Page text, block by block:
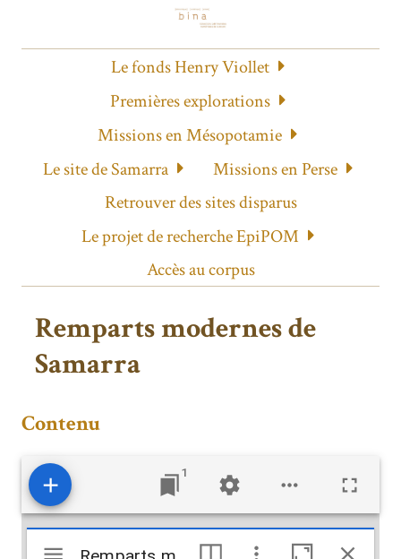
Le fonds Henry Viollet
Premières explorations
Missions en Mésopotamie
Le site de Samarra
Missions en Perse
Retrouver des sites disparus
Le projet de recherche EpiPOM
Accès au corpus
Remparts modernes de
Samarra
Contenu
1
Mirador